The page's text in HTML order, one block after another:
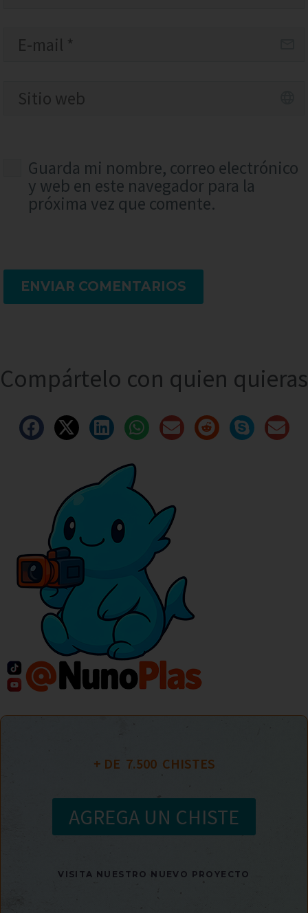
Guarda mi nombre, correo electrónico
y web en este navegador para la
próxima vez que comente.
ENVIAR COMENTARIOS
Compártelo con quien quieras
+ DE 7.500
  CHISTES
AGREGA UN CHISTE
VISITA NUESTRO NUEVO PROYECTO